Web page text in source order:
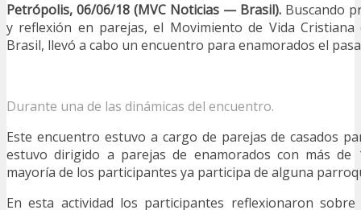
Petrópolis, 06/06/18 (MVC Noticias — Brasil). Buscando
y reflexión en parejas, el Movimiento de Vida Cristiana
Brasil, llevó a cabo un encuentro para enamorados el
Durante una de las dinámicas del encuentro.
Este encuentro estuvo a cargo de parejas de casados
estuvo dirigido a parejas de enamorados con más de
mayoría de los participantes ya participa de alguna
En esta actividad los participantes reflexionaron